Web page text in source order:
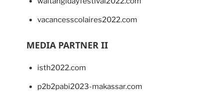
vacancesscolaires2022.com
MEDIA PARTNER II
isth2022.com
p2b2pabi2023-makassar.com